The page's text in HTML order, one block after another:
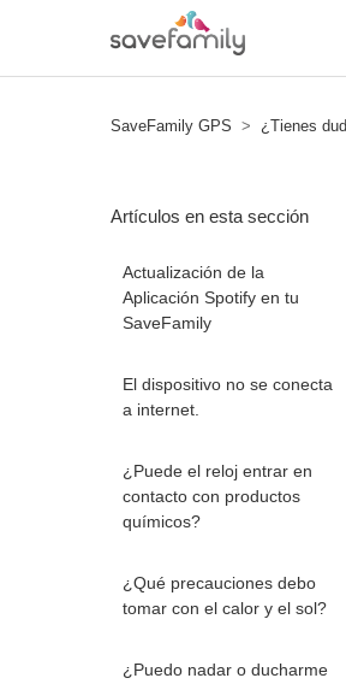
SaveFamily GPS ¿Tienes
Artículos en esta sección
Actualización de la
Aplicación Spotify en tu
SaveFamily
El dispositivo no se conecta
a internet.
¿Puede el reloj entrar en
contacto con productos
químicos?
¿Qué precauciones debo
tomar con el calor y el sol?
¿Puedo nadar o ducharme